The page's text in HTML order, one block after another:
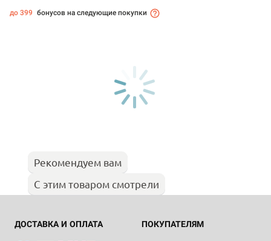
до 399 бонусов на следующие покупки
Рекомендуем вам
С этим товаром смотрели
ДОСТАВКА И ОПЛАТА ПОКУПАТЕЛЯМ